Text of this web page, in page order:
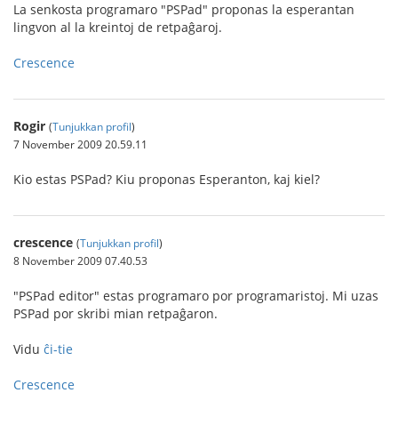
La senkosta programaro "PSPad" proponas la esperantan
lingvon al la kreintoj de retpaĝaroj.
Crescence
Rogir (Tunjukkan profil)
7 November 2009 20.59.11
Kio estas PSPad? Kiu proponas Esperanton, kaj kiel?
crescence (Tunjukkan profil)
8 November 2009 07.40.53
"PSPad editor" estas programaro por programaristoj. Mi uzas
PSPad por skribi mian retpaĝaron.
Vidu ĉi-tie
Crescence